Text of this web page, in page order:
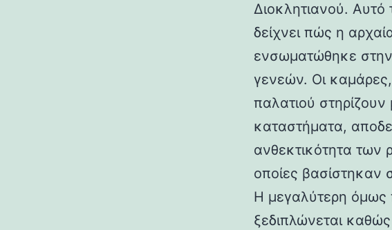
Διοκλητιανού.
δείχνει πώς η
ενσωματώθηκε
γενεών. Οι καμάρες,
παλατιού
καταστήματα,
ανθεκτικότητα
οποίες βασίστηκαν
Η μεγαλύτερη όμως
ξεδιπλώνεται